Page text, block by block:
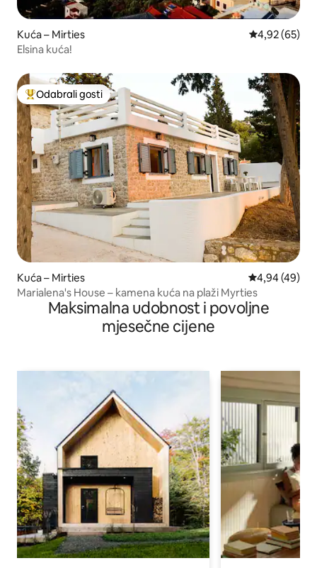
Kuća – Mirties Prosječna
4,92 (65)
Elsina kuća!
Među najviše rangiranima s oznakom „Odabrali gosti”
Odabrali gosti
Kuća – Mirties Prosječna
4,94 (49)
Marialena's House – kamena kuća na plaži Myrties
Maksimalna udobnost i povoljne
mjesečne cijene